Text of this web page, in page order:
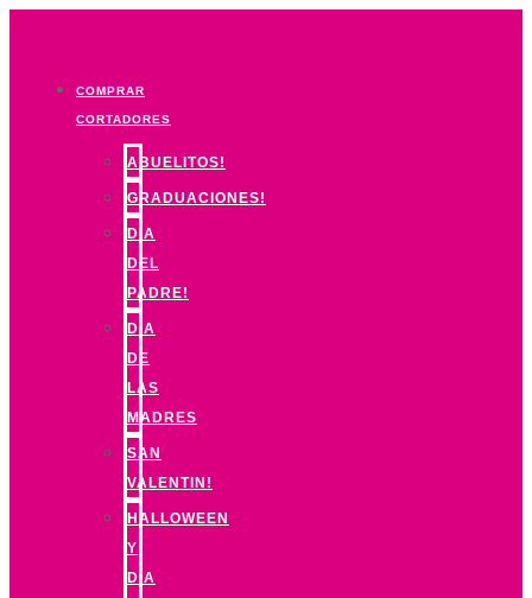
COMPRAR
CORTADORES
ABUELITOS!
GRADUACIONES!
DIA
DEL
PADRE!
DIA
DE
LAS
MADRES
SAN
VALENTIN!
HALLOWEEN
Y
DIA